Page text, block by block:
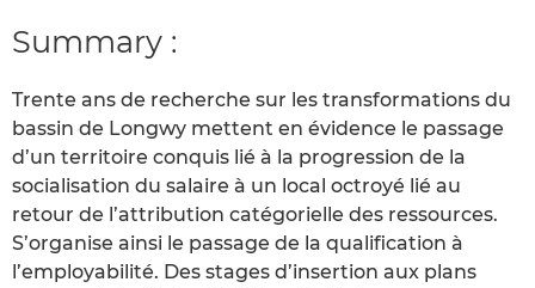
Summary :
Trente ans de recherche sur les transformations du
bassin de Longwy mettent en évidence le passage
d’un territoire conquis lié à la progression de la
socialisation du salaire à un local octroyé lié au
retour de l’attribution catégorielle des ressources.
S’organise ainsi le passage de la qualification à
l’employabilité. Des stages d’insertion aux plans